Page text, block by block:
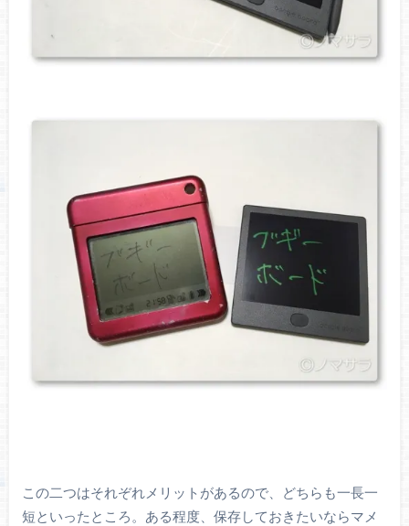
この二つはそれぞれメリットがあるので、どちらも一長一
短といったところ。ある程度、保存しておきたいならマメ